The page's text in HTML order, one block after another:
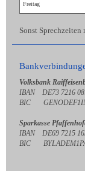
Freitag
Sonst Sprechzeiten
Volksbank
IBAN DE73 7216
BIC
Sparkasse
IBAN DE69 7215
BIC